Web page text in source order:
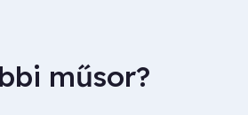
műsor?